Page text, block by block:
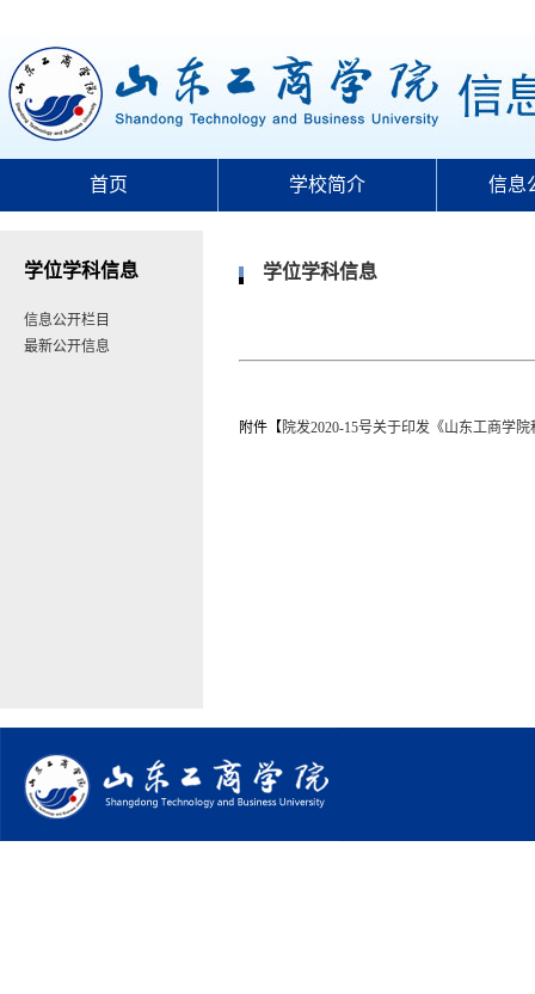
首页 学校简介 信息
学位学科信息
信息公开栏目
最新公开信息
学位学科信息
附件【院发2020-15号关于印发《山东工商学